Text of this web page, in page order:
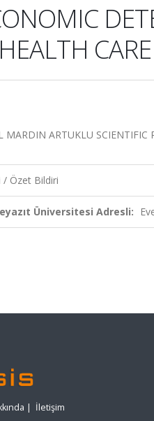
ARTUKLU SCIENTIFIC
/ Özet Bildiri
Üniversitesi Adresli:
| İletişim